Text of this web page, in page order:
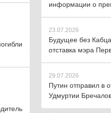
информации о
23.07.2026
Будущее без
отставка мэра
29.07.2026
Путин отправил в
Удмуртии